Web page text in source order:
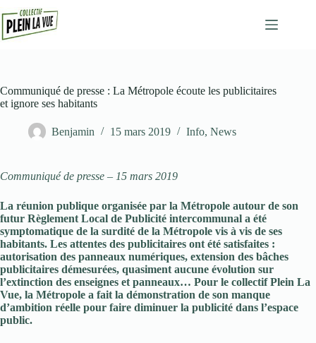
au
contenu
Communiqué de presse : La Métropole écoute les publicitaires
et ignore ses habitants
Benjamin 15 mars 2019 Info, News
Communiqué de presse – 15 mars 2019
La réunion publique organisée par la Métropole autour de son
futur Règlement Local de Publicité intercommunal a été
symptomatique de la surdité de la Métropole vis à vis de ses
habitants. Les attentes des publicitaires ont été satisfaites :
autorisation des panneaux numériques, extension des bâches
publicitaires démesurées, quasiment aucune évolution sur
l’extinction des enseignes et panneaux… Pour le collectif Plein La
Vue, la Métropole a fait la démonstration de son manque
d’ambition réelle pour faire diminuer la publicité dans l’espace
public.